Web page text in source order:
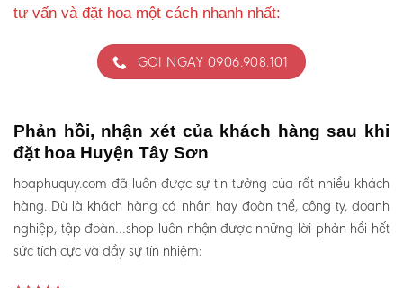
tư vấn và đặt hoa một cách nhanh nhất:
GỌI NGAY 0906.908.101
Phản hồi, nhận xét của khách hàng sau khi
đặt hoa Huyện Tây Sơn
hoaphuquy.com đã luôn được sự tin tưởng của rất nhiều khách
hàng. Dù là khách hàng cá nhân hay đoàn thể, công ty, doanh
nghiệp, tập đoàn…shop luôn nhận được những lời phản hồi hết
sức tích cực và đầy sự tín nhiệm: